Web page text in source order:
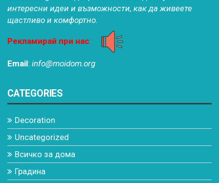
интересни идеи и възможности, как да живеете
щастливо и комфортно.
Рекламирай при нас:
Email: info@moidom.org
CATEGORIES
Decoration
Uncategorized
Всичко за дома
Градина